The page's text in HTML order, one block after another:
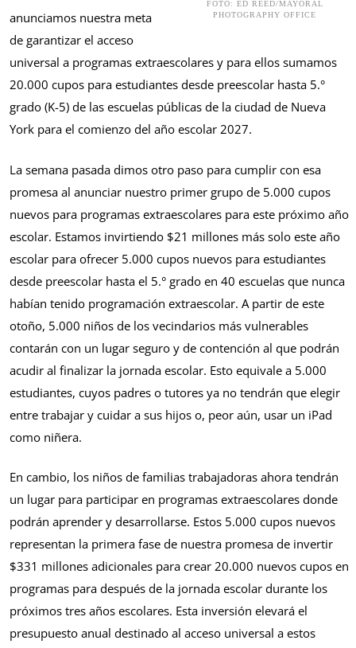
FOTO: ED REED/MAYORAL
PHOTOGRAPHY OFFICE
anunciamos nuestra meta
de garantizar el acceso
universal a programas extraescolares y para ellos sumamos
20.000 cupos para estudiantes desde preescolar hasta 5.°
grado (K-5) de las escuelas públicas de la ciudad de Nueva
York para el comienzo del año escolar 2027.
La semana pasada dimos otro paso para cumplir con esa
promesa al anunciar nuestro primer grupo de 5.000 cupos
nuevos para programas extraescolares para este próximo año
escolar. Estamos invirtiendo $21 millones más solo este año
escolar para ofrecer 5.000 cupos nuevos para estudiantes
desde preescolar hasta el 5.° grado en 40 escuelas que nunca
habían tenido programación extraescolar. A partir de este
otoño, 5.000 niños de los vecindarios más vulnerables
contarán con un lugar seguro y de contención al que podrán
acudir al finalizar la jornada escolar. Esto equivale a 5.000
estudiantes, cuyos padres o tutores ya no tendrán que elegir
entre trabajar y cuidar a sus hijos o, peor aún, usar un iPad
como niñera.
En cambio, los niños de familias trabajadoras ahora tendrán
un lugar para participar en programas extraescolares donde
podrán aprender y desarrollarse. Estos 5.000 cupos nuevos
representan la primera fase de nuestra promesa de invertir
$331 millones adicionales para crear 20.000 nuevos cupos en
programas para después de la jornada escolar durante los
próximos tres años escolares. Esta inversión elevará el
presupuesto anual destinado al acceso universal a estos